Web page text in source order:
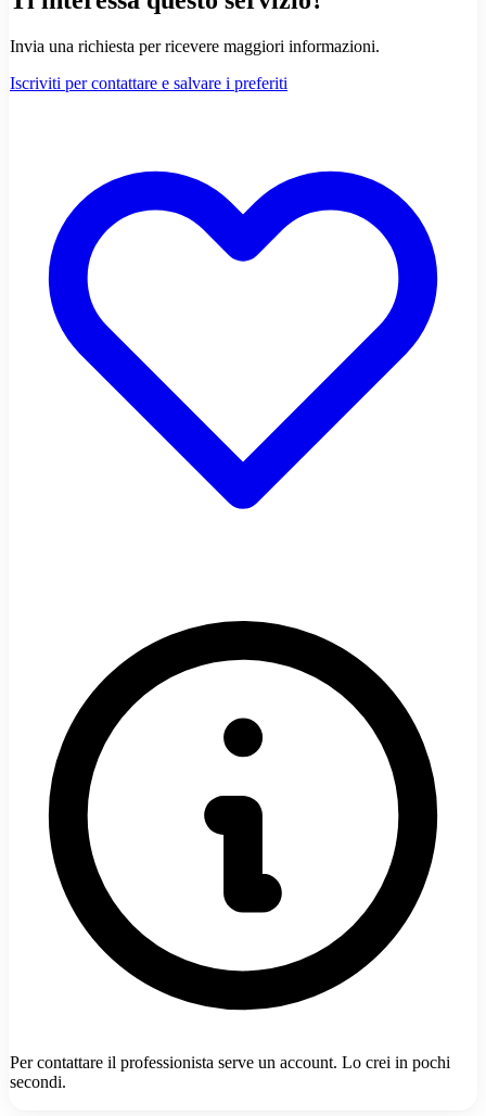
Invia una richiesta per ricevere maggiori informazioni.
Iscriviti per contattare e salvare i preferiti
Per contattare il professionista serve un account. Lo crei in pochi
secondi.